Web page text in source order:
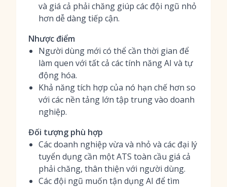
và giá cả phải chăng giúp các đội ngũ nhỏ
hơn dễ dàng tiếp cận.
Nhược điểm
Người dùng mới có thể cần thời gian để
làm quen với tất cả các tính năng AI và tự
động hóa.
Khả năng tích hợp của nó hạn chế hơn so
với các nền tảng lớn tập trung vào doanh
nghiệp.
Đối tượng phù hợp
Các doanh nghiệp vừa và nhỏ và các đại lý
tuyển dụng cần một ATS toàn cầu giá cả
phải chăng, thân thiện với người dùng.
Các đội ngũ muốn tận dụng AI để tìm